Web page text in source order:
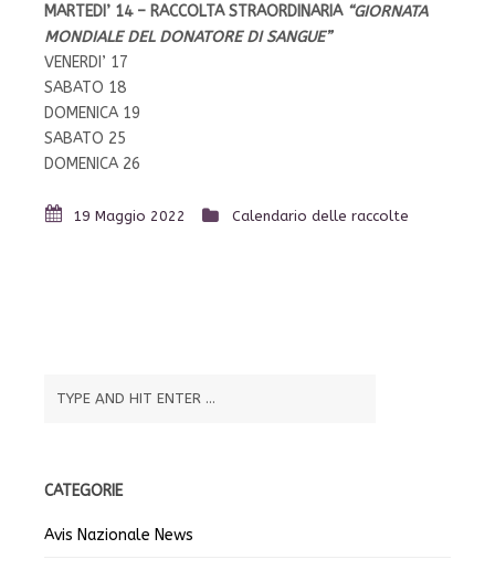
MARTEDI’ 14 – RACCOLTA STRAORDINARIA “GIORNATA
MONDIALE DEL DONATORE DI SANGUE”
VENERDI’ 17
SABATO 18
DOMENICA 19
SABATO 25
DOMENICA 26
19 Maggio 2022 Calendario delle raccolte
CATEGORIE
Avis Nazionale News